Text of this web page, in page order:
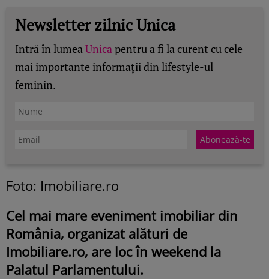
Newsletter zilnic Unica
Intră în lumeaUnicapentru a fi la curent cu cele
mai importante informații din lifestyle-ul
feminin.
Foto: Imobiliare.ro
Cel mai mare eveniment imobiliar din
România, organizat alături de
Imobiliare.ro, are loc în weekend la
Palatul Parlamentului.